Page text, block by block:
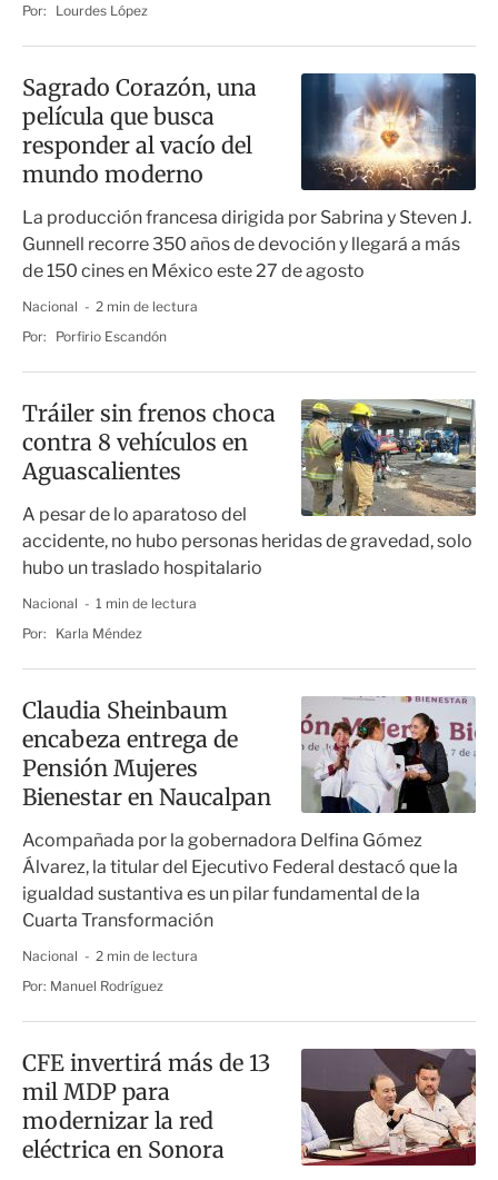
Por:
Lourdes López
Sagrado Corazón, una
película que busca
responder al vacío del
mundo moderno
La producción francesa dirigida por Sabrina y Steven J.
Gunnell recorre 350 años de devoción y llegará a más
de 150 cines en México este 27 de agosto
Nacional
2 min de lectura
Por:
Porfirio Escandón
Tráiler sin frenos choca
contra 8 vehículos en
Aguascalientes
A pesar de lo aparatoso del
accidente, no hubo personas heridas de gravedad, solo
hubo un traslado hospitalario
Nacional
1 min de lectura
Por:
Karla Méndez
Claudia Sheinbaum
encabeza entrega de
Pensión Mujeres
Bienestar en Naucalpan
Acompañada por la gobernadora Delfina Gómez
Álvarez, la titular del Ejecutivo Federal destacó que la
igualdad sustantiva es un pilar fundamental de la
Cuarta Transformación
Nacional
2 min de lectura
Por: Manuel Rodríguez
CFE invertirá más de 13
mil MDP para
modernizar la red
eléctrica en Sonora